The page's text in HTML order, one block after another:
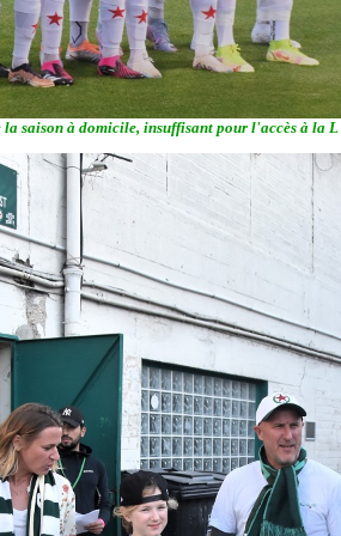
saison à domicile, insuffisant pour l'accès à la L